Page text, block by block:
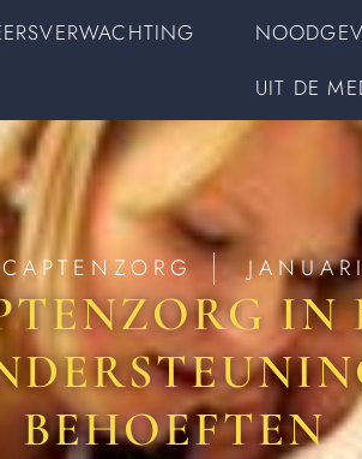
UIT DE
IN
BEHOEFTEN